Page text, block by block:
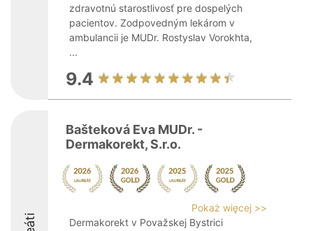
zdravotnú starostlivosť pre dospelých
pacientov. Zodpovedným lekárom v
ambulancii je MUDr. Rostyslav Vorokhta,
...
9.4
Bašteková Eva MUDr. -
Dermakorekt, S.r.o.
Pokaż więcej >>
Dermakorekt v Považskej Bystrici